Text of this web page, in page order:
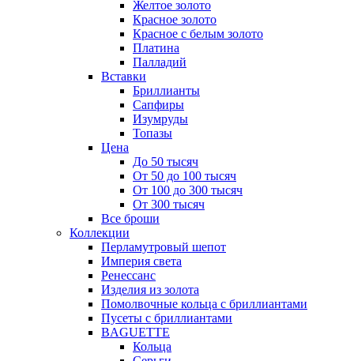
Желтое золото
Красное золото
Красное с белым золото
Платина
Палладий
Вставки
Бриллианты
Сапфиры
Изумруды
Топазы
Цена
До 50 тысяч
От 50 до 100 тысяч
От 100 до 300 тысяч
От 300 тысяч
Все броши
Коллекции
Перламутровый шепот
Империя света
Ренессанс
Изделия из золота
Помолвочные кольца с бриллиантами
Пусеты с бриллиантами
BAGUETTE
Кольца